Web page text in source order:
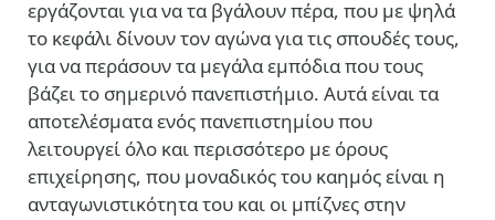
εργάζονται για να τα βγάλουν πέρα, που με ψηλά
το κεφάλι δίνουν τον αγώνα για τις σπουδές τους,
για να περάσουν τα μεγάλα εμπόδια που τους
βάζει το σημερινό πανεπιστήμιο. Αυτά είναι τα
αποτελέσματα ενός πανεπιστημίου που
λειτουργεί όλο και περισσότερο με όρους
επιχείρησης, που μοναδικός του καημός είναι η
ανταγωνιστικότητα του και οι μπίζνες στην